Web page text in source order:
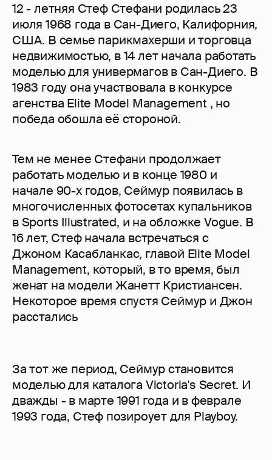
12 - летняя Стеф Стефани родилась 23
июля 1968 года в Сан-Диего, Калифорния,
США. В семье парикмахерши и торговца
недвижимостью, в 14 лет начала работать
моделью для универмагов в Сан-Диего. В
1983 году она участвовала в конкурсе
агенства Elite Model Management , но
победа обошла её стороной.
Тем не менее Стефани продолжает
работать моделью и в конце 1980 и
начале 90-х годов, Сеймур появилась в
многочисленных фотосетах купальников
в Sports Illustrated, и на обложке Vogue. В
16 лет, Стеф начала встречаться с
Джоном Касабланкас, главой Elite Model
Management, который, в то время, был
женат на модели Жанетт Кристиансен.
Некоторое время спустя Сеймур и Джон
расстались
За тот же период, Сеймур становится
моделью для каталога Victoria's Secret. И
дважды - в марте 1991 года и в феврале
1993 года, Стеф позироует для Playboy.